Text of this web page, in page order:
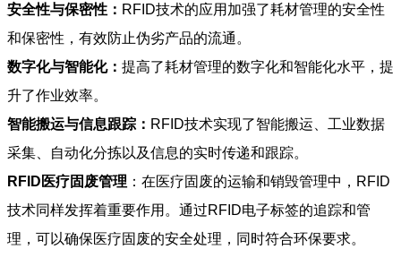
安全性与保密性： RFID技术的应用加强了耗材管理的安全性
和保密性，有效防止伪劣产品的流通。
数字化与智能化： 提高了耗材管理的数字化和智能化水平，提
升了作业效率。
智能搬运与信息跟踪： RFID技术实现了智能搬运、工业数据
采集、自动化分拣以及信息的实时传递和跟踪。
RFID医疗固废管理 ：在医疗固废的运输和销毁管理中，RFID
技术同样发挥着重要作用。通过RFID电子标签的追踪和管
理，可以确保医疗固废的安全处理，同时符合环保要求。